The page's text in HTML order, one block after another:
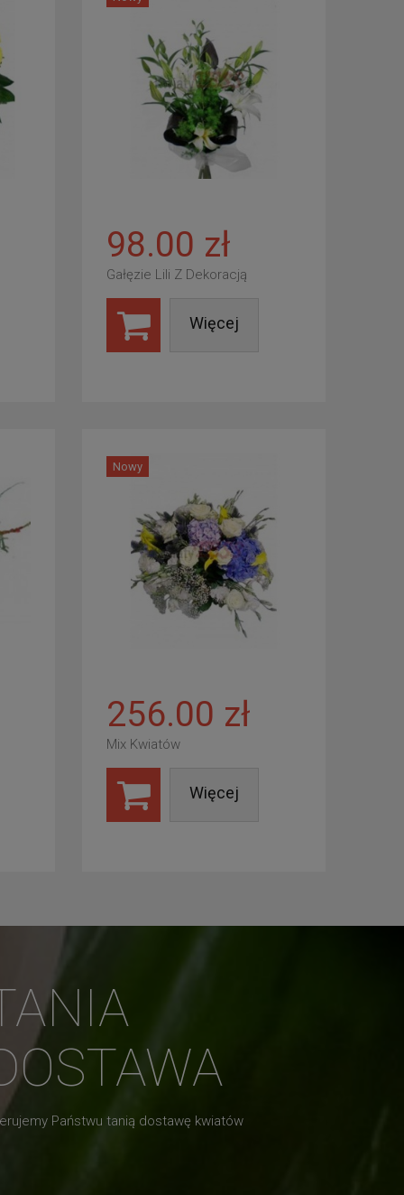
98.00 zł
Gałęzie Lili Z Dekoracją
Więcej
Nowy
256.00 zł
Mix Kwiatów
Więcej
Państwu tanią dostawę kwiatów